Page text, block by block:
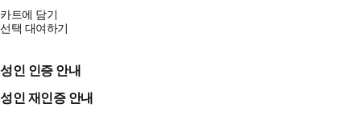
카트에 담기
선택 대여하기
성인 인증 안내
성인 재인증 안내